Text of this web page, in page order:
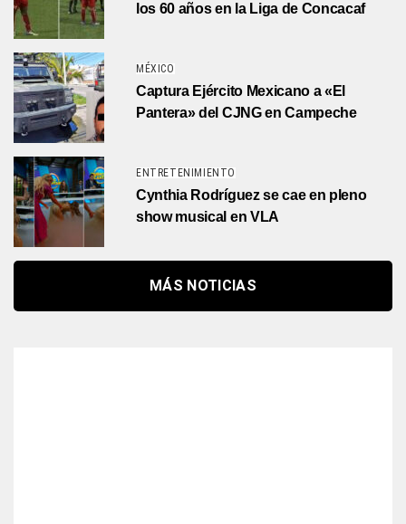
los 60 años en la Liga de Concacaf
MÉXICO
Captura Ejército Mexicano a «El
Pantera» del CJNG en Campeche
ENTRETENIMIENTO
Cynthia Rodríguez se cae en pleno
show musical en VLA
MÁS NOTICIAS